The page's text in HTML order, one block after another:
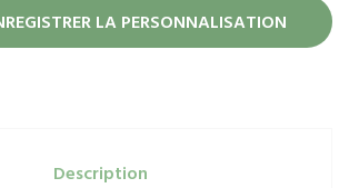
LA PERSONNALISATION
Description